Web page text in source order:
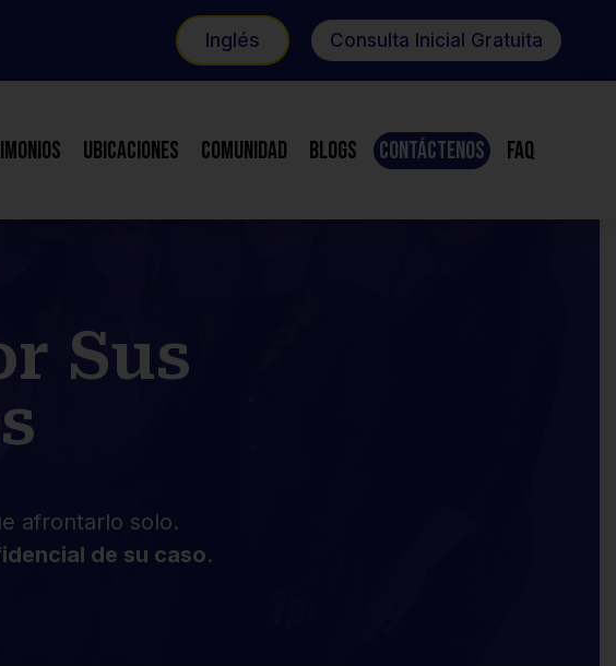
Inglés Consulta Inicial Gratuita
Ubicaciones Comunidad Blogs Contáctenos FAQ
Sus
afrontarlo solo.
de su caso.